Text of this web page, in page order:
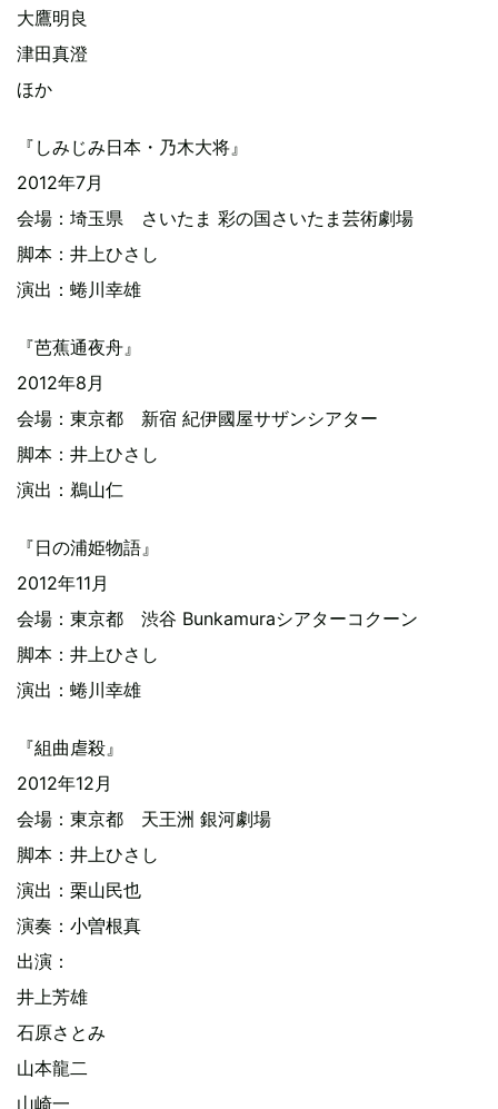
大鷹明良
津田真澄
ほか
『しみじみ日本・乃木大将』
2012年7月
会場：埼玉県 さいたま 彩の国さいたま芸術劇場
脚本：井上ひさし
演出：蜷川幸雄
『芭蕉通夜舟』
2012年8月
会場：東京都 新宿 紀伊國屋サザンシアター
脚本：井上ひさし
演出：鵜山仁
『日の浦姫物語』
2012年11月
会場：東京都 渋谷 Bunkamuraシアターコクーン
脚本：井上ひさし
演出：蜷川幸雄
『組曲虐殺』
2012年12月
会場：東京都 天王洲 銀河劇場
脚本：井上ひさし
演出：栗山民也
演奏：小曽根真
出演：
井上芳雄
石原さとみ
山本龍二
山崎一